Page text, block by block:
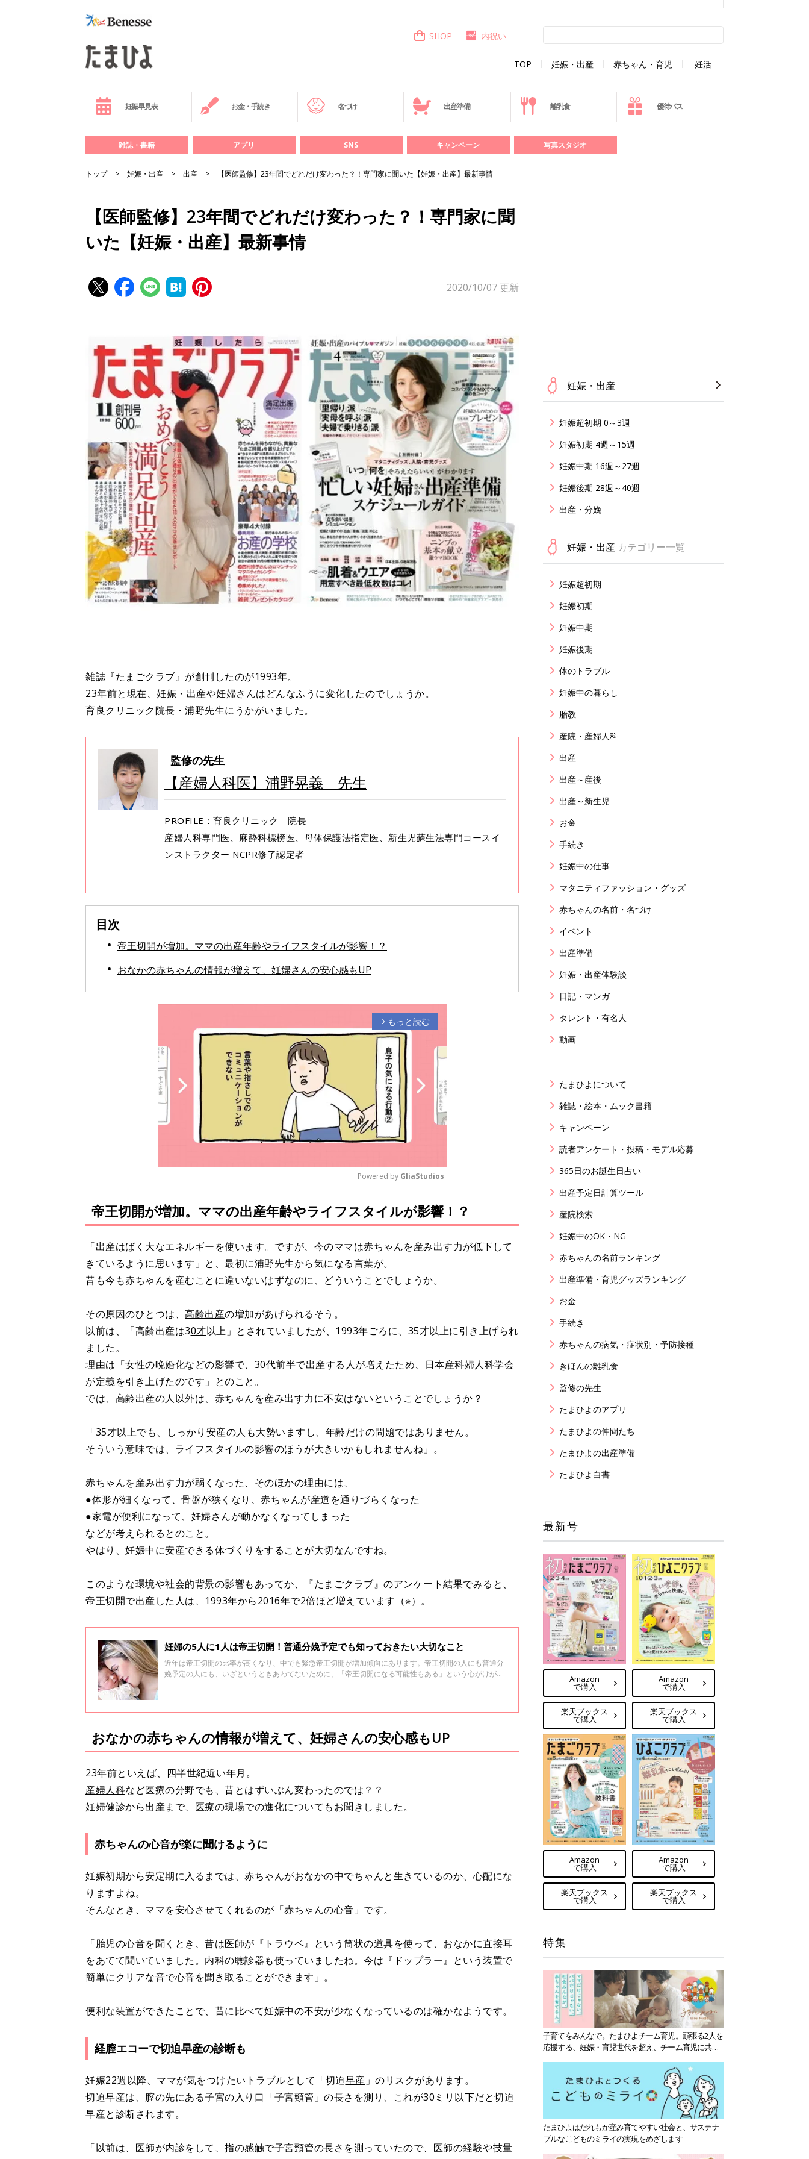
TOP 妊娠・出産 赤ちゃん・育児 妊活
SHOP 内祝い
妊娠早見表 お金・手続き 名づけ 出産準備 離乳食 優待パス
雑誌・書籍 アプリ SNS キャンペーン 写真スタジオ
トップ 妊娠・出産 出産 【医師監修】23年間でどれだけ変わった？！専門家に聞いた【妊娠・出産】最新事情
【医師監修】23年間でどれだけ変わった？！専門家に聞
いた【妊娠・出産】最新事情
2020/10/07 更新
雑誌『たまごクラブ』が創刊したのが1993年。
23年前と現在、妊娠・出産や妊婦さんはどんなふうに変化したのでしょうか。
育良クリニック院長・浦野先生にうかがいました。
監修の先生
【産婦人科医】浦野晃義 先生
PROFILE： 育良クリニック 院長
産婦人科専門医、麻酔科標榜医、母体保護法指定医、新生児蘇生法専門コースイ
ンストラクター NCPR修了認定者
目次
帝王切開が増加。ママの出産年齢やライフスタイルが影響！？
おなかの赤ちゃんの情報が増えて、妊婦さんの安心感もUP
arrow_forward_ios もっと読む
M
u
t
Powered by GliaStudios
帝王切開が増加。ママの出産年齢やライフスタイルが影響！？
「出産はばく大なエネルギーを使います。ですが、今のママは赤ちゃんを産み出す力が低下して
きているように思います」と、最初に浦野先生から気になる言葉が。
昔も今も赤ちゃんを産むことに違いないはずなのに、どういうことでしょうか。
その原因のひとつは、 高齢出産の増加があげられるそう。
以前は、「高齢出産は30才以上」とされていましたが、1993年ごろに、35才以上に引き上げられ
ました。
理由は「女性の晩婚化などの影響で、30代前半で出産する人が増えたため、日本産科婦人科学会
が定義を引き上げたのです」とのこと。
では、高齢出産の人以外は、赤ちゃんを産み出す力に不安はないということでしょうか？
「35才以上でも、しっかり安産の人も大勢いますし、年齢だけの問題ではありません。
そういう意味では、ライフスタイルの影響のほうが大きいかもしれませんね」。
赤ちゃんを産み出す力が弱くなった、そのほかの理由には、
●体形が細くなって、骨盤が狭くなり、赤ちゃんが産道を通りづらくなった
●家電が便利になって、妊婦さんが動かなくなってしまった
などが考えられるとのこと。
やはり、妊娠中に安産できる体づくりをすることが大切なんですね。
このような環境や社会的背景の影響もあってか、『たまごクラブ』のアンケート結果でみると、
帝王切開で出産した人は、1993年から2016年で2倍ほど増えています（※）。
妊婦の5人に1人は帝王切開！普通分娩予定でも知っておきたい大切なこと
近年は帝王切開の比率が高くなり、中でも緊急帝王切開が増加傾向にあります。帝王切開の人にも普通分
娩予定の人にも、いざというときあわてないために、「帝王切開になる可能性もある」という心がけが大
おなかの赤ちゃんの情報が増えて、妊婦さんの安心感もUP
23年前といえば、四半世紀近い年月。
産婦人科など医療の分野でも、昔とはずいぶん変わったのでは？？
妊婦健診から出産まで、医療の現場での進化についてもお聞きしました。
赤ちゃんの心音が楽に聞けるように
妊娠初期から安定期に入るまでは、赤ちゃんがおなかの中でちゃんと生きているのか、心配にな
りますよね。
そんなとき、ママを安心させてくれるのが「赤ちゃんの心音」です。
「胎児の心音を聞くとき、昔は医師が『トラウベ』という筒状の道具を使って、おなかに直接耳
をあてて聞いていました。内科の聴診器も使っていましたね。今は『ドップラー』という装置で
簡単にクリアな音で心音を聞き取ることができます」。
便利な装置ができたことで、昔に比べて妊娠中の不安が少なくなっているのは確かなようです。
経膣エコーで切迫早産の診断も
妊娠22週以降、ママが気をつけたいトラブルとして「切迫早産 」のリスクがあります。
切迫早産は、膣の先にある子宮の入り口「子宮頸管」の長さを測り、これが30ミリ以下だと切迫
早産と診断されます。
「以前は、医師が内診をして、指の感触で子宮頸管の長さを測っていたので、医師の経験や技量
妊娠・出産
妊娠超初期 0～3週
妊娠初期 4週～15週
妊娠中期 16週～27週
妊娠後期 28週～40週
出産・分娩
妊娠・出産 カテゴリー一覧
妊娠超初期
妊娠初期
妊娠中期
妊娠後期
体のトラブル
妊娠中の暮らし
胎教
産院・産婦人科
出産
出産～産後
出産～新生児
お金
手続き
妊娠中の仕事
マタニティファッション・グッズ
赤ちゃんの名前・名づけ
イベント
出産準備
妊娠・出産体験談
日記・マンガ
タレント・有名人
動画
たまひよについて
雑誌・絵本・ムック書籍
キャンペーン
読者アンケート・投稿・モデル応募
365日のお誕生日占い
出産予定日計算ツール
産院検索
妊娠中のOK・NG
赤ちゃんの名前ランキング
出産準備・育児グッズランキング
お金
手続き
赤ちゃんの病気・症状別・予防接種
きほんの離乳食
監修の先生
たまひよのアプリ
たまひよの仲間たち
たまひよの出産準備
たまひよ白書
最新号
Amazon
で購入
楽天ブックス
で購入
Amazon
で購入
楽天ブックス
で購入
Amazon
で購入
楽天ブックス
で購入
Amazon
で購入
楽天ブックス
で購入
特集
子育てをみんなで。たまひよチーム育児。頑張る2人を
応援する、妊娠・育児世代を超え、チーム育児に共感
たまひよはだれもが産み育てやすい社会と、サステナ
ブルなこどものミライの実現をめざします